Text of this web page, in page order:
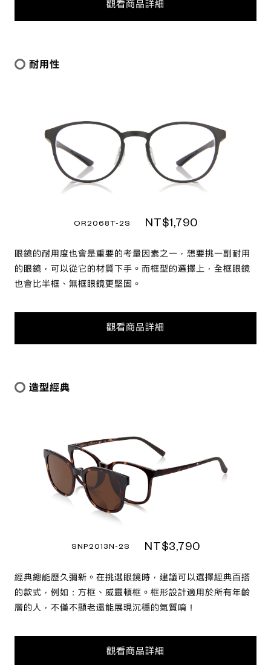
觀看商品詳細
耐用性
OR2068T-2S NT$1,790
眼鏡的耐用度也會是重要的考量因素之一，想要挑一副耐用
的眼鏡，可以從它的材質下手。而框型的選擇上，全框眼鏡
也會比半框、無框眼鏡更堅固。
觀看商品詳細
造型經典
SNP2013N-2S NT$3,790
經典總能歷久彌新。在挑選眼鏡時，建議可以選擇經典百搭
的款式，例如：方框、威靈頓框。框形設計適用於所有年齡
層的人，不僅不顯老還能展現沉穩的氣質唷！
觀看商品詳細